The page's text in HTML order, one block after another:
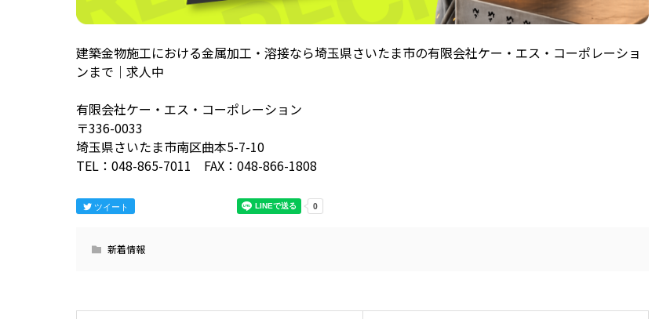
建築金物施工における金属加工・溶接なら埼玉県さいたま市の有限会社ケー・エス・コーポレーショ
ンまで｜求人中
有限会社ケー・エス・コーポレーション
〒336-0033
埼玉県さいたま市南区曲本5-7-10
TEL：048-865-7011 FAX：048-866-1808
ツイート
新着情報